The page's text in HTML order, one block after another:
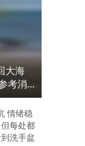
大海
考消
情绪稳
每处都
洗手盆